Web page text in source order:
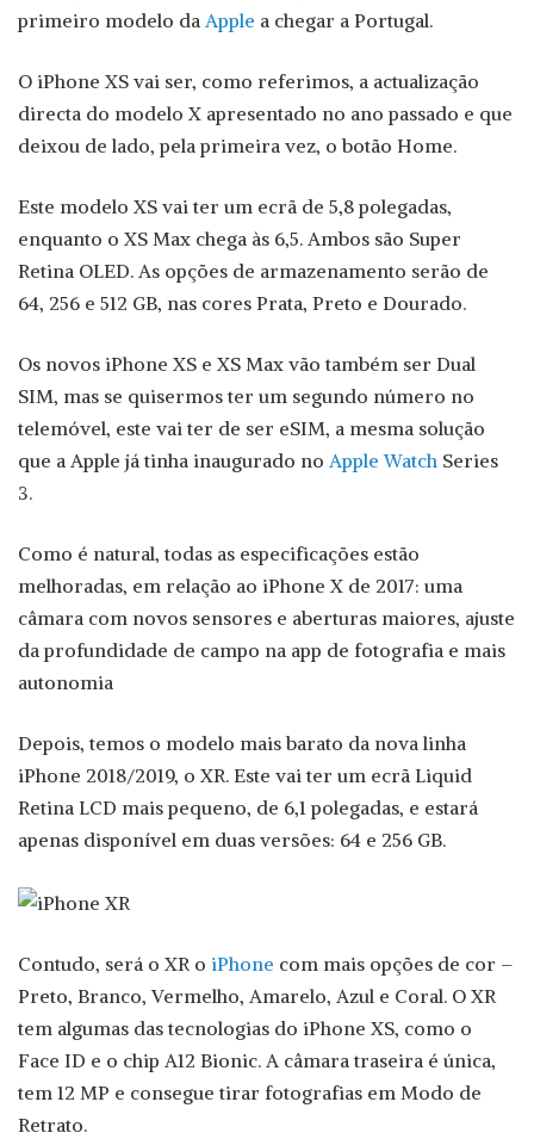
primeiro modelo da Apple a chegar a Portugal.
O iPhone XS vai ser, como referimos, a actualização
directa do modelo X apresentado no ano passado e que
deixou de lado, pela primeira vez, o botão Home.
Este modelo XS vai ter um ecrã de 5,8 polegadas,
enquanto o XS Max chega às 6,5. Ambos são Super
Retina OLED. As opções de armazenamento serão de
64, 256 e 512 GB, nas cores Prata, Preto e Dourado.
Os novos iPhone XS e XS Max vão também ser Dual
SIM, mas se quisermos ter um segundo número no
telemóvel, este vai ter de ser eSIM, a mesma solução
que a Apple já tinha inaugurado no Apple Watch Series
3.
Como é natural, todas as especificações estão
melhoradas, em relação ao iPhone X de 2017: uma
câmara com novos sensores e aberturas maiores, ajuste
da profundidade de campo na app de fotografia e mais
autonomia
Depois, temos o modelo mais barato da nova linha
iPhone 2018/2019, o XR. Este vai ter um ecrã Liquid
Retina LCD mais pequeno, de 6,1 polegadas, e estará
apenas disponível em duas versões: 64 e 256 GB.
Contudo, será o XR o iPhone com mais opções de cor –
Preto, Branco, Vermelho, Amarelo, Azul e Coral. O XR
tem algumas das tecnologias do iPhone XS, como o
Face ID e o chip A12 Bionic. A câmara traseira é única,
tem 12 MP e consegue tirar fotografias em Modo de
Retrato.